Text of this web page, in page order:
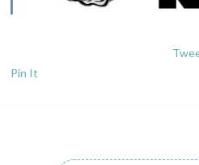
Pin It